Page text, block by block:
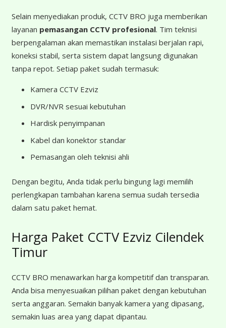
Selain menyediakan produk, CCTV BRO juga memberikan
layanan pemasangan CCTV profesional. Tim teknisi
berpengalaman akan memastikan instalasi berjalan rapi,
koneksi stabil, serta sistem dapat langsung digunakan
tanpa repot. Setiap paket sudah termasuk:
Kamera CCTV Ezviz
DVR/NVR sesuai kebutuhan
Hardisk penyimpanan
Kabel dan konektor standar
Pemasangan oleh teknisi ahli
Dengan begitu, Anda tidak perlu bingung lagi memilih
perlengkapan tambahan karena semua sudah tersedia
dalam satu paket hemat.
Harga Paket CCTV Ezviz Cilendek
Timur
CCTV BRO menawarkan harga kompetitif dan transparan.
Anda bisa menyesuaikan pilihan paket dengan kebutuhan
serta anggaran. Semakin banyak kamera yang dipasang,
semakin luas area yang dapat dipantau.